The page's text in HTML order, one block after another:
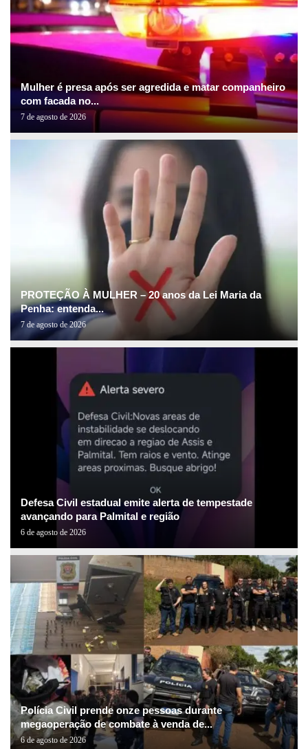
Mulher é presa após ser agredida e matar companheiro
com facada no...
7 de agosto de 2026
PROTEÇÃO À MULHER – 20 anos da Lei Maria da
Penha: entenda...
7 de agosto de 2026
Defesa Civil estadual emite alerta de tempestade
avançando para Palmital e região
6 de agosto de 2026
Polícia Civil prende onze pessoas durante
megaoperação de combate à venda de...
6 de agosto de 2026